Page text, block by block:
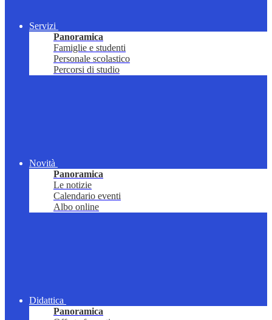
Servizi
Panoramica
Famiglie e studenti
Personale scolastico
Percorsi di studio
Novità
Panoramica
Le notizie
Calendario eventi
Albo online
Didattica
Panoramica